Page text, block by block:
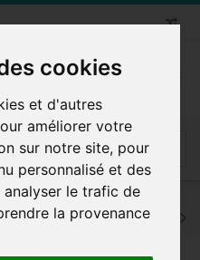
cookies
et d'autres
améliorer votre
sur notre site, pour
personnalisé et des
le trafic de
la provenance
en cuir daim avec boucle dorée